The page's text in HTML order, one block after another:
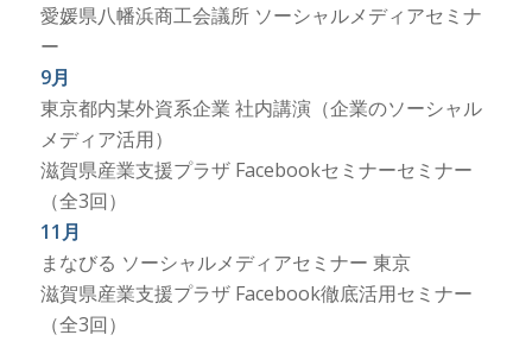
愛媛県八幡浜商工会議所 ソーシャルメディアセミナ
ー
9月
東京都内某外資系企業 社内講演（企業のソーシャル
メディア活用）
滋賀県産業支援プラザ Facebookセミナーセミナー
（全3回）
11月
まなびる ソーシャルメディアセミナー 東京
滋賀県産業支援プラザ Facebook徹底活用セミナー
（全3回）